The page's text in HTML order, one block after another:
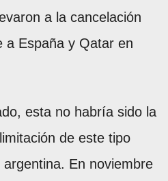
a la cancelación
a España y Qatar en
esta no habría sido la
de este tipo
En noviembre